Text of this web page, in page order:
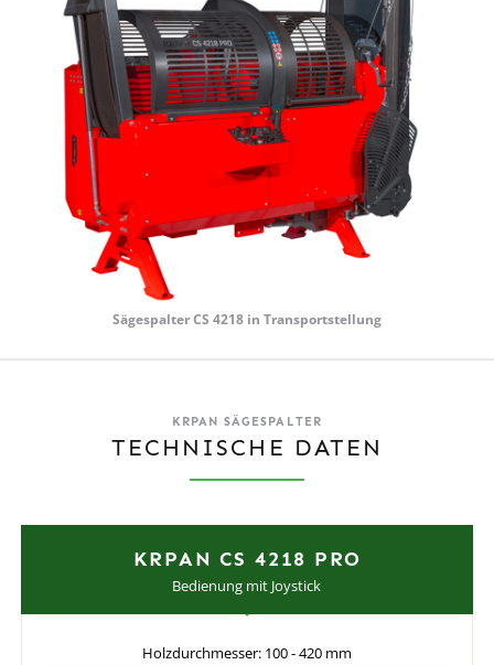
Sägespalter CS 4218 in Transportstellung
KRPAN SÄGESPALTER
TECHNISCHE DATEN
KRPAN CS 4218 PRO
Bedienung mit Joystick
Holzdurchmesser: 100 - 420 mm